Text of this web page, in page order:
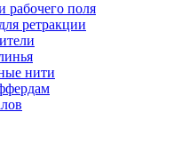
рабочего поля
ретракции
нити